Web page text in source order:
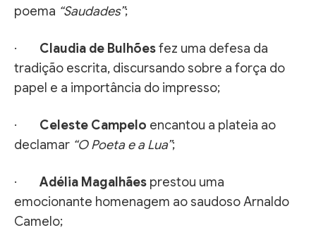
poema “Saudades”;
· Claudia de Bulhõesfez uma defesa da
tradição escrita, discursando sobre a força do
papel e a importância do impresso;
· Celeste Campelo encantou a plateia ao
declamar “O Poeta e a Lua”;
· Adélia Magalhães prestou uma
emocionante homenagem ao saudoso Arnaldo
Camelo;